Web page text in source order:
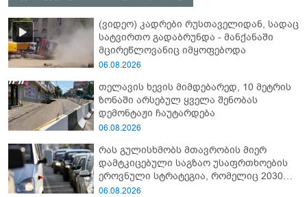
(ვიდეო) კადრები რუსთაველიდან, სადაც
სატვირთო გადაბრუნდა - მანქანაში
მცირეწლოვანიც იმყოფებოდა
06.08.2026
თელავის ხევის მიმდებარედ, 10 მეტრის
ზონაში არსებულ ყველა შენობას
დემონტაჟი ჩაუტარდება
06.08.2026
რას გულისხმობს მთავრობის მიერ
დამტკიცებული საგზაო უსაფრთხოების
ეროვნული სტრატეგია, რომელიც 2030
წლისთვის დაღუპულთა რაოდენობის
06.08.2026